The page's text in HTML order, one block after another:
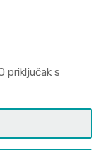
priključak s